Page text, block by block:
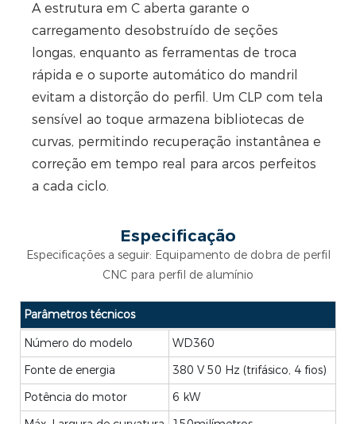
A estrutura em C aberta garante o
carregamento desobstruído de seções
longas, enquanto as ferramentas de troca
rápida e o suporte automático do mandril
evitam a distorção do perfil. Um CLP com tela
sensível ao toque armazena bibliotecas de
curvas, permitindo recuperação instantânea e
correção em tempo real para arcos perfeitos
a cada ciclo.
Especificação
Especificações a seguir: Equipamento de dobra de perfil
CNC para perfil de alumínio
Parâmetros técnicos
Número do modelo
WD360
Fonte de energia
380 V 50 Hz (trifásico, 4 fios)
Potência do motor
6 kW